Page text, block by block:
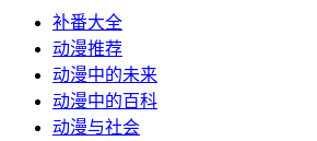
补番大全
动漫推荐
动漫中的未来
动漫中的百科
动漫与社会